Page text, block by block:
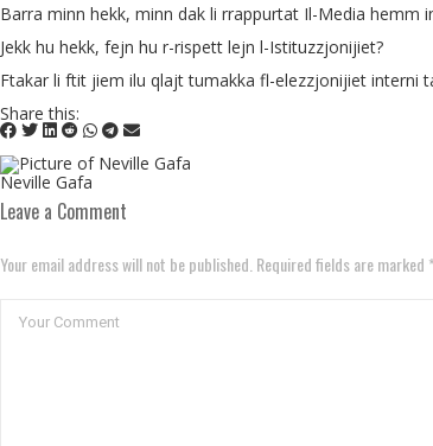
Barra minn hekk, minn dak li rrappurtat Il-Media
Jekk hu hekk, fejn hu r-rispett lejn l-Istituzzjonijiet?
Ftakar li ftit jiem ilu qlajt tumakka fl-elezzjonijiet interni
Share this:
Neville Gafa
Leave a Comment
Your email address will not be published. Required fields are marked *